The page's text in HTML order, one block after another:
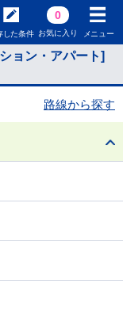
した条件
0
お気に入り メニュー
ョン・アパート]
路線から探す